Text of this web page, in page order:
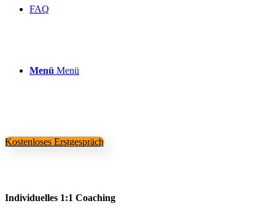
FAQ
Menü Menü
Kostenloses Erstgespräch
Individuelles 1:1 Coaching